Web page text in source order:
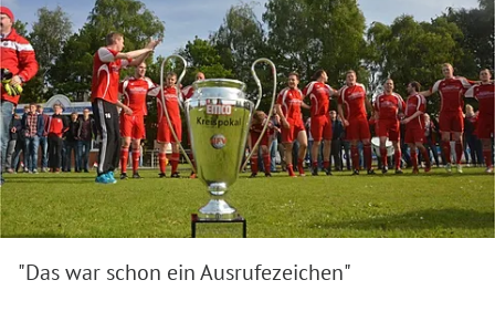
"Das war schon ein Ausrufezeichen"